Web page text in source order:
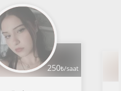
250₺/saat